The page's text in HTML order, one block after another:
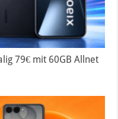
79€ mit 60GB Allnet